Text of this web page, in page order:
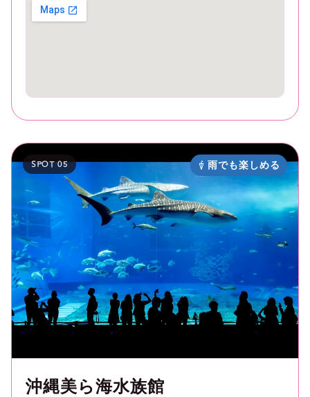
SPOT 05 雨でも楽しめる
沖縄美ら海水族館